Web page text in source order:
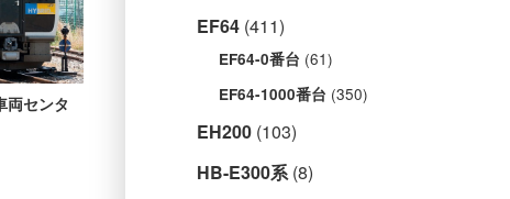
両センタ
EF64 (411)
EF64-0番台 (61)
EF64-1000番台 (350)
EH200 (103)
HB-E300系(8)